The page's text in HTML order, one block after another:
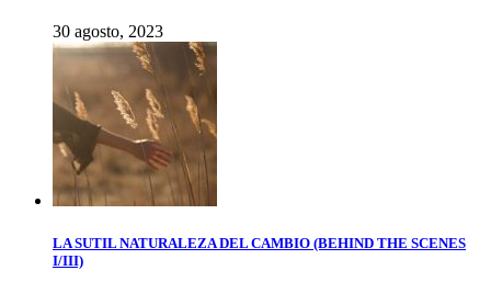
30 agosto, 2023
LA SUTIL NATURALEZA DEL CAMBIO (BEHIND THE SCENES
I/III)